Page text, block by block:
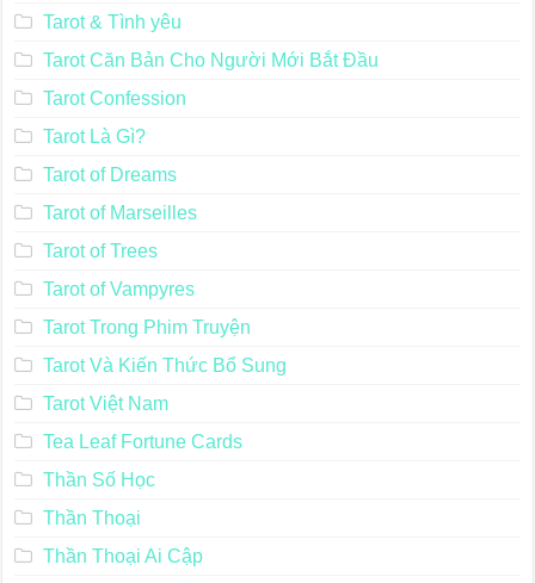
Tarot & Tình yêu
Tarot Căn Bản Cho Người Mới Bắt Đầu
Tarot Confession
Tarot Là Gì?
Tarot of Dreams
Tarot of Marseilles
Tarot of Trees
Tarot of Vampyres
Tarot Trong Phim Truyện
Tarot Và Kiến Thức Bổ Sung
Tarot Việt Nam
Tea Leaf Fortune Cards
Thần Số Học
Thần Thoại
Thần Thoại Ai Cập